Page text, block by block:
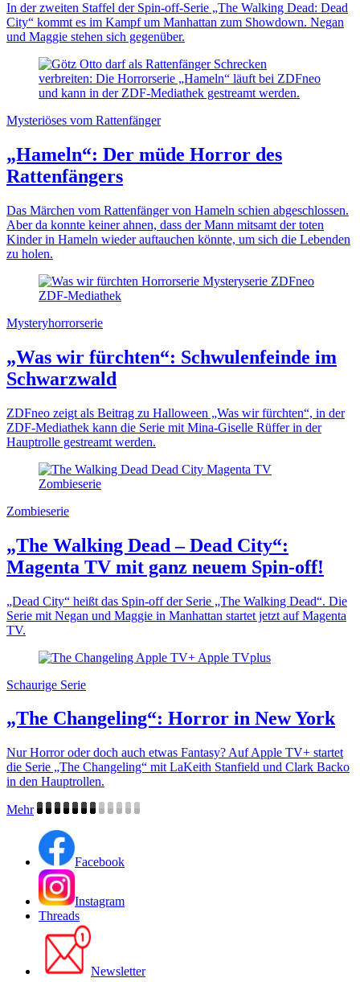
In der zweiten Staffel der Spin-off-Serie „The Walking Dead: Dead
City“ kommt es im Kampf um Manhattan zum Showdown. Negan
und Maggie stehen sich gegenüber.
Mysteriöses vom Rattenfänger
„Hameln“: Der müde Horror des
Rattenfängers
Das Märchen vom Rattenfänger von Hameln schien abgeschlossen.
Aber da konnte keiner ahnen, dass der Mann mitsamt der toten
Kinder in Hameln wieder auftauchen könnte, um sich die Lebenden
zu holen.
Mysteryhorrorserie
„Was wir fürchten“: Schwulenfeinde im
Schwarzwald
ZDFneo zeigt als Beitrag zu Halloween „Was wir fürchten“, in der
ZDF-Mediathek kann die Serie mit Mina-Giselle Rüffer in der
Hauptrolle gestreamt werden.
Zombieserie
„The Walking Dead – Dead City“:
Magenta TV mit ganz neuem Spin-off!
„Dead City“ heißt das Spin-off der Serie „The Walking Dead“. Die
Serie mit Negan und Maggie in Manhattan startet jetzt auf Magenta
TV.
Schaurige Serie
„The Changeling“: Horror in New York
Nur Horror oder doch auch etwas Fantasy? Auf Apple TV+ startet
die Serie „The Changeling“ mit LaKeith Stanfield und Clark Backo
in den Hauptrollen.
Mehr
Facebook
Instagram
Threads
Newsletter